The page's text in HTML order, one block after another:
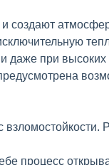
создают
даже при высоких
процесс